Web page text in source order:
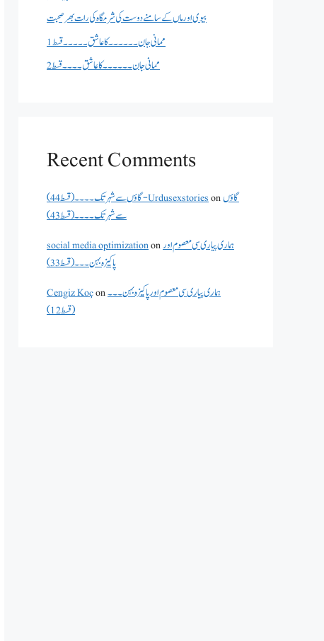
بیوی اور ماں کے سامنے دوست کی شرمگاہ کی رات بھر صحبت
ممانی جان ۔۔۔۔۔۔کا عاشق ۔۔۔۔۔قسط 1
ممانی جان ۔۔۔۔۔۔کا عاشق ۔۔۔۔قسط 2
Recent Comments
گاؤں سے شہر تک۔۔۔۔(قسط 44) - Urdusexstoriesonگاؤں
سے شہر تک۔۔۔۔(قسط 43)
social media optimizationonہماری پیاری سی معصوم اور
پاکیزہ بہن۔۔۔(قسط33)
Cengiz Koçonہماری پیاری سی معصوم اور پاکیزہ بہن۔۔۔
(قسط12)